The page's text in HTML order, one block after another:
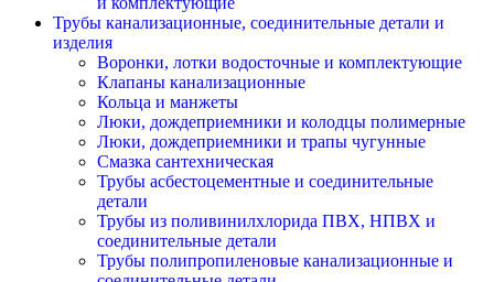
Трубы канализационные, соединительные детали и
изделия
Воронки, лотки водосточные и комплектующие
Клапаны канализационные
Кольца и манжеты
Люки, дождеприемники и колодцы полимерные
Люки, дождеприемники и трапы чугунные
Смазка сантехническая
Трубы асбестоцементные и соединительные
детали
Трубы из поливинилхлорида ПВХ, НПВХ и
соединительные детали
Трубы полипропиленовые канализационные и